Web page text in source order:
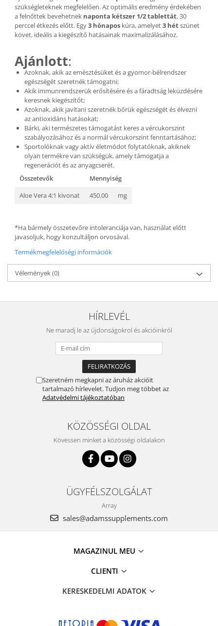
szükségleteknek megfelelően. Az optimális eredmény érdekében
a felnőttek bevehetnek naponta kétszer 1/2 tablettát, 30
perccel étkezés előtt. Egy3 hónapos kúra, amelyet3 hétszünet
követ, ideális a kiegészítő hatásainak maximalizálásához.
Ajánlott:
Azoknak, akik az emésztésüket és a gyomor-bélrendszer
egészségét szeretnék támogatni;
Akik immunrendszerük erősítésére és a fáradtság leküzdésére
keresnek kiegészítőt;
Azoknak, akik javítani szeretnék bőrük egészségét és élvezni
az antioxidáns hatásokat;
Bárki, aki természetes támogatást keres a vércukorszint
szabályozásához és a normál vércukorszint fenntartásához;
Sportolóknak vagy aktív életmódot folytatóknak, akiknek
olyan termékre van szükségük, amely támogatja a
regenerációt és az anyagcserét.
Összetevők
Mennyiség
Aloe Vera 4:1 kivonat
450.00 mg
*Ha bármely összetevőre intoleranciája van, használat előtt
javasoljuk, hogy konzultáljon orvosával.
Termékmegfelelőségi információk
Vélemények(0)
HÍRLEVÉL
Ne maradj le az újdonságokrol és akcióinkról
Szeretném megkapni az áruház akcióit
tartalmazó hírlevelet. Tudjon meg többet az
Adatvédelmi tájékoztatóban
KÖZÖSSÉGI OLDAL
Kövessen minket a közösségi oldalakon
ÜGYFÉLSZOLGÁLAT
Array
sales@adamssupplements.com
MAGAZINUL MEU
CLIENTI
KERESKEDELMI ADATOK